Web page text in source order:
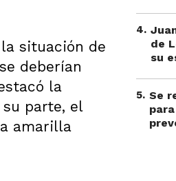
situación de
deberían
la
parte, el
amarilla
4.
de
su
5. Se